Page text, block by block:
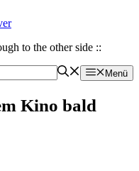
to the other side ::
Menü
Kino bald